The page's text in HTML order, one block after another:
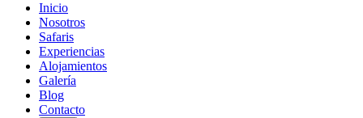
Inicio
Nosotros
Safaris
Experiencias
Alojamientos
Galería
Blog
Contacto